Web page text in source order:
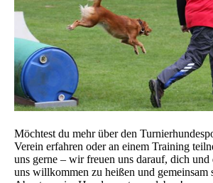
Möchtest du mehr über den
Verein erfahren oder an einem Training
uns gerne – wir freuen uns darauf, dich
uns willkommen zu heißen und gemeinsam